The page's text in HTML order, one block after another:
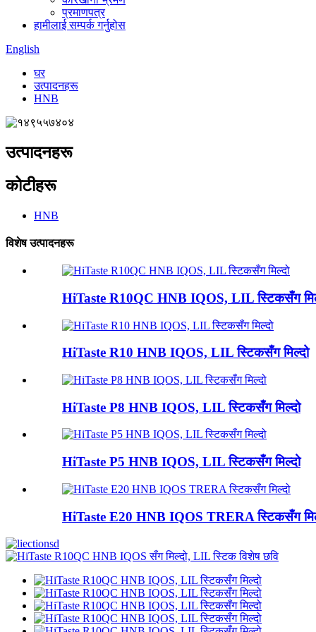
प्रमाणपत्र
हामीलाई सम्पर्क गर्नुहोस
English
घर
उत्पादनहरू
HNB
उत्पादनहरू
कोटीहरू
HNB
विशेष उत्पादनहरू
HiTaste R10QC HNB IQOS, LIL स्टिकसँग
HiTaste R10 HNB IQOS, LIL स्टिकसँग मिल्दो
HiTaste P8 HNB IQOS, LIL स्टिकसँग मिल्दो
HiTaste P5 HNB IQOS, LIL स्टिकसँग मिल्दो
HiTaste E20 HNB IQOS TRERA स्टिकसँग